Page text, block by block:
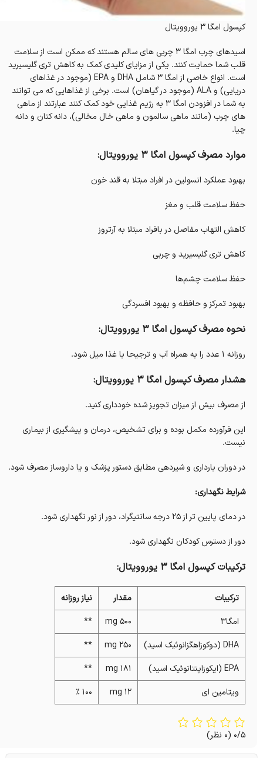
کپسول امگا 3 یوروویتال
اسیدهای چرب امگا 3 چربی های سالم هستند که ممکن است از سلامت
قلب شما حمایت کنند. یکی از مزایای کلیدی کمک به کاهش تری گلیسیرید
است.
انواع خاصی از امگا 3 شامل DHA و EPA (موجود در غذاهای
دریایی) و ALA (موجود در گیاهان) است.
برخی از غذاهایی که می توانند
به شما در افزودن امگا 3 به رژیم غذایی خود کمک کنند عبارتند از ماهی
های چرب (مانند ماهی سالمون و ماهی خال مخالی)، دانه کتان و دانه
چیا.
موارد مصرف کپسول امگا 3 یوروویتال:
بهبود عملکرد انسولین در افراد مبتلا به قند خون
حفظ سلامت قلب و مغز
کاهش التهاب مفاصل در بافراد مبتلا به آرتروز
کاهش تری گلیسیرید و چربی
حفظ سلامت چشم‌ها
بهبود تمرکز و حافظه و بهبود افسردگی
نحوه مصرف کپسول امگا 3 یوروویتال:
روزانه 1 عدد را به همراه آب و ترجیحا با غذا میل شود.
هشدار مصرف کپسول امگا 3 یوروویتال:
از مصرف بیش از میزان تجویز شده خودداری کنید.
این فرآورده مکمل بوده و برای تشخیص، درمان و پیشگیری از بیماری
نیست.
در دوران بارداری و شیردهی مطابق دستور پزشک و یا داروساز مصرف شود.
شرایط نگهداری:
در دمای پایین تر از 25 درجه سانتیگراد، دور از نور نگهداری شود.
دور از دسترس کودکان نگهداری شود.
ترکیبات کپسول امگا 3 یوروویتال:
ترکیبات مقدار
نیاز روزانه
امگا3
500 mg
**
DHA (دوکوزاهگزانوئیک اسید)
250 mg
**
EPA (ایکوزاپنتانوئیک اسید)
181 mg
**
ویتامین ای
12 mg
100 %
0/5 (0 نظر)